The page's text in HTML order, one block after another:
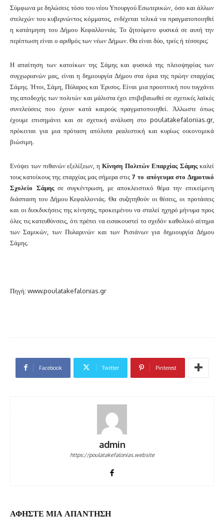
Σύμφωνα με δηλώσεις τόσο του νέου Υπουργού Εσωτερικών, όσο και άλλων
στελεχών του κυβερνώντος κόμματος, ενδέχεται τελικά να πραγματοποιηθεί
η κατάτμηση του Δήμου Κεφαλλονιάς. Το ζητούμενο φυσικά σε αυτή την
περίπτωση είναι ο αριθμός των νέων Δήμων. Θα είναι δύο, τρείς ή τέσσερις;
Η απαίτηση των κατοίκων της Σάμης και φυσικά της πλειοψηφίας των
συγχωριανών μας, είναι η δημιουργία Δήμου στα όρια της πρώην επαρχίας
Σάμης. Ήτοι, Σάμη, Πύλαρος και Έρισος. Είναι μια προοπτική που τυγχάνει
της αποδοχής των πολιτών και μάλιστα έχει επιβεβαιωθεί σε σχετικές λαϊκές
συνελεύσεις που έχουν κατά καιρούς πραγματοποιηθεί. Άλλωστε όπως
έχουμε επισημάνει και σε σχετική ανάλυση στο poulatakefalonias.gr,
πρόκειται για μια πρόταση απόλυτα ρεαλιστική και κυρίως οικονομικά
βιώσιμη.
Ενόψει των πιθανών εξελίξεων, η Κίνηση Πολιτών Επαρχίας Σάμηςκαλεί
τους κατοίκους της επαρχίας μας σήμερα στις 7 το απόγευμα στο Δημοτικό
Σχολείο Σάμηςσε συγκέντρωση, με αποκλειστικό θέμα την επικείμενη
διάσπαση του Δήμου Κεφαλλονιάς. Θα συζητηθούν οι θέσεις, οι προτάσεις
και οι διεκδικήσεις της κίνησης, προκειμένου να σταλεί ηχηρό μήνυμα προς
όλες τις κατευθύνσεις, ότι πρέπει να εισακουστεί το σχεδόν καθολικό αίτημα
των Σαμικών, των Πυλαρινών και των Ρισιάνων για δημιουργία Δήμου
Σάμης.
Πηγή: www.poulatakefalonias.gr
Facebook Twitter Pinterest
admin
https://poulatakefalonias.website
ΑΦΗΣΤΕ ΜΙΑ ΑΠΑΝΤΗΣΗ